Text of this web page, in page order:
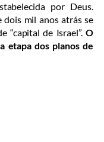
por Deus.
dois mil anos atrás se
“capital de Israel”.O
etapa dos planos de